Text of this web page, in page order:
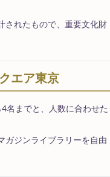
されたもので、重要文化財
エア東京
名までと、人数に合わせた
ガジンライブラリーを自由